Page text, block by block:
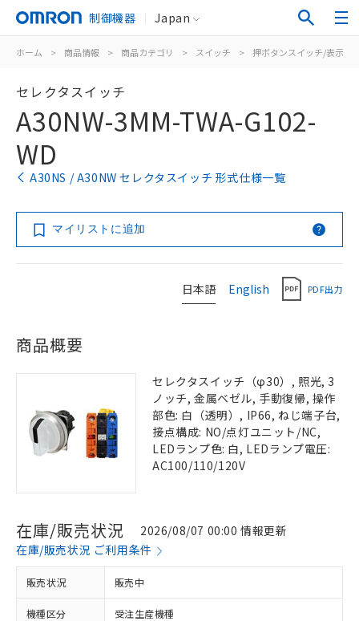
制御機器 Japan
ホーム > 商品情報 > 商品カテゴリ > スイッチ > 押ボタンスイッチ/表示灯
セレクタスイッチ
A30NW-3MM-TWA-G102-
WD
A30NS / A30NW セレクタスイッチ 形式仕様一覧
マイリストに追加
日本語 English PDF出力
商品概要
セレクタスイッチ（φ30）, 照光, 3
ノッチ, 金属ベゼル, 手動復帰, 操作
部色: 白（透明）, IP66, ねじ端子台,
接点構成: NO/点灯ユニット/NC,
LEDランプ色: 白, LEDランプ電圧:
AC100/110/120V
在庫/販売状況
2026/08/07 00:00 情報更新
在庫/販売状況 ご利用条件
販売状況 販売中
機種区分 受注生産機種